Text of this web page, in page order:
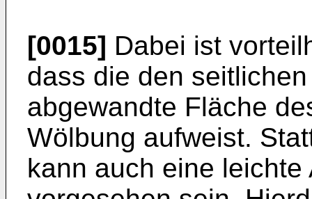
[0015] Dabei ist
dass die den
abgewandte Fläche
Wölbung aufweist.
kann auch eine